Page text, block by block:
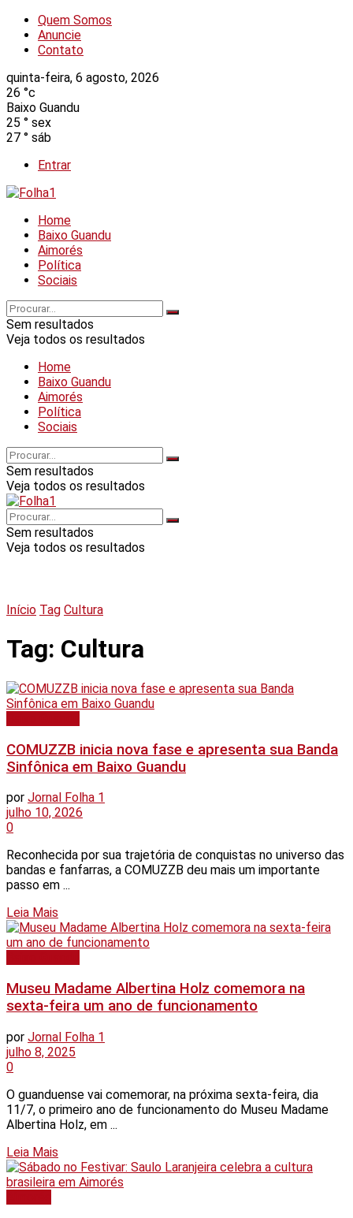
Quem Somos
Anuncie
Contato
quinta-feira, 6 agosto, 2026
26 °c
Baixo Guandu
25 ° sex
27 ° sáb
Entrar
Home
Baixo Guandu
Aimorés
Política
Sociais
Sem resultados
Veja todos os resultados
Home
Baixo Guandu
Aimorés
Política
Sociais
Sem resultados
Veja todos os resultados
Sem resultados
Veja todos os resultados
Início Tag Cultura
Tag: Cultura
COMUZZB inicia nova fase e apresenta sua Banda
Sinfônica em Baixo Guandu
por Jornal Folha 1
julho 10, 2026
0
Reconhecida por sua trajetória de conquistas no universo das
bandas e fanfarras, a COMUZZB deu mais um importante
passo em ...
Leia Mais
Museu Madame Albertina Holz comemora na
sexta-feira um ano de funcionamento
por Jornal Folha 1
julho 8, 2025
0
O guanduense vai comemorar, na próxima sexta-feira, dia
11/7, o primeiro ano de funcionamento do Museu Madame
Albertina Holz, em ...
Leia Mais